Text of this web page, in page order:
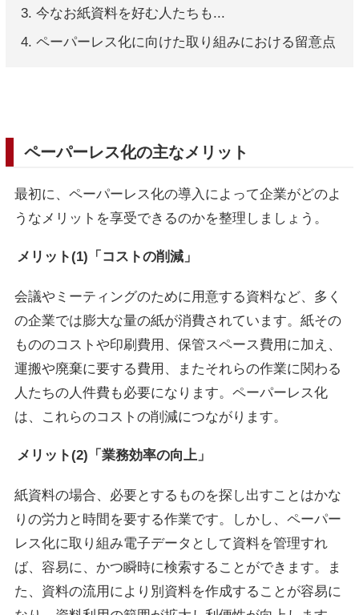
今なお紙資料を好む人たちも...
ペーパーレス化に向けた取り組みにおける留意点
ペーパーレス化の主なメリット
最初に、ペーパーレス化の導入によって企業がどのよ
うなメリットを享受できるのかを整理しましょう。
メリット(1)「コストの削減」
会議やミーティングのために用意する資料など、多く
の企業では膨大な量の紙が消費されています。紙その
もののコストや印刷費用、保管スペース費用に加え、
運搬や廃棄に要する費用、またそれらの作業に関わる
人たちの人件費も必要になります。ペーパーレス化
は、これらのコストの削減につながります。
メリット(2)「業務効率の向上」
紙資料の場合、必要とするものを探し出すことはかな
りの労力と時間を要する作業です。しかし、ペーパー
レス化に取り組み電子データとして資料を管理すれ
ば、容易に、かつ瞬時に検索することができます。ま
た、資料の流用により別資料を作成することが容易に